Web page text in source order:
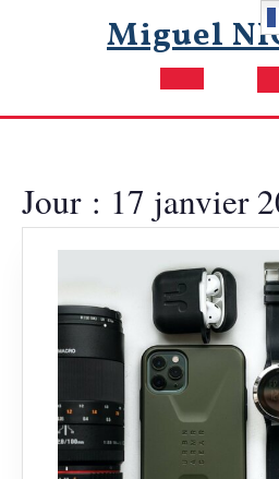
Miguel
Jour : 17 janvier